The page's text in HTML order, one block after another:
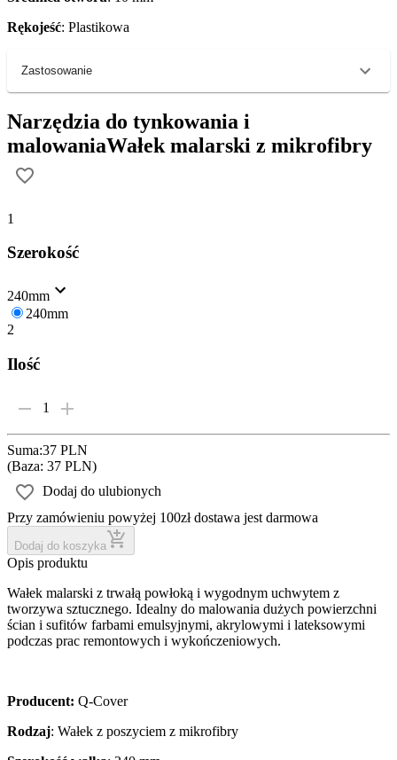
Rękojeść: Plastikowa
Zastosowanie
Narzędzia do tynkowania i
malowaniaWałek malarski z mikrofibry
1
Szerokość
240mm
240mm
2
Ilość
1
Suma:37 PLN
(Baza: 37 PLN)
Dodaj do ulubionych
Przy zamówieniu powyżej 100zł dostawa jest darmowa
Dodaj do koszyka
Opis produktu
Wałek malarski z trwałą powłoką i wygodnym uchwytem z
tworzywa sztucznego. Idealny do malowania dużych powierzchni
ścian i sufitów farbami emulsyjnymi, akrylowymi i lateksowymi
podczas prac remontowych i wykończeniowych.
Producent: Q-Cover
Rodzaj: Wałek z poszyciem z mikrofibry